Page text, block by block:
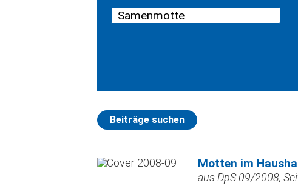
Beiträge suchen
Motten im
aus DpS 09/2008,